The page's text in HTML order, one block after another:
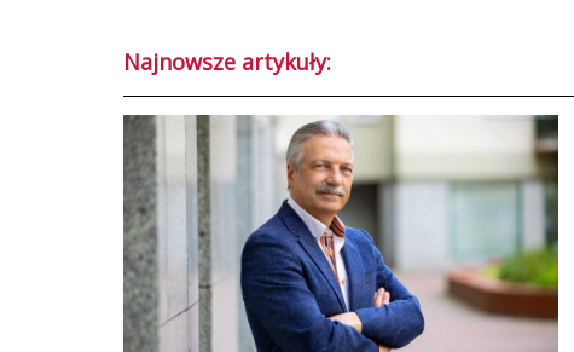
Najnowsze artykuły: